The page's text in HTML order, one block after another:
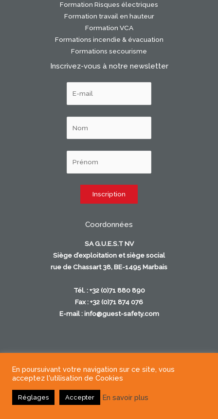
Formation Risques électriques
Formation travail en hauteur
Formation VCA
Formations incendie & évacuation
Formations secourisme
Inscrivez-vous à notre newsletter
Coordonnées
SA G.U.E.S.T NV
Siège d’exploitation et siège social
rue de Chassart 38, BE-1495 Marbais
Tél. : +32 (0)71 880 890
Fax : +32 (0)71 874 076
E-mail :info@guest-safety.com
Copyright © 2026
En poursuivant votre navigation sur ce site, vous
acceptez l'utilisation de Cookies
Réglages Accepter En savoir plus